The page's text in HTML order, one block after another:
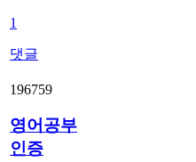
1
댓글
196759
영어공부
인증